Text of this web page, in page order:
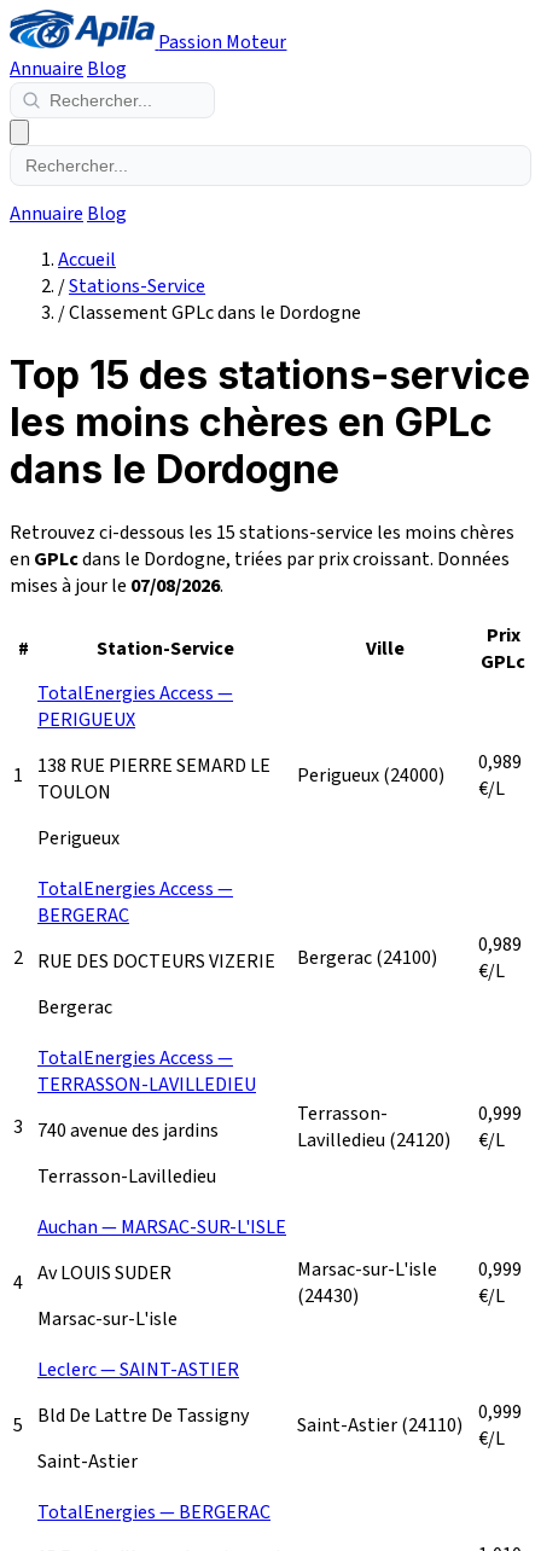
Passion Moteur
Annuaire Blog
Annuaire Blog
Accueil
/Stations-Service
/Classement GPLc dans le Dordogne
Top 15 des stations-service
les moins chères en GPLc
dans le Dordogne
Retrouvez ci-dessous les 15 stations-service les moins chères
en GPLcdans le Dordogne, triées par prix croissant. Données
mises à jour le 07/08/2026.
# Station-Service Ville
Prix
GPLc
1
TotalEnergies Access —
PERIGUEUX
138 RUE PIERRE SEMARD LE
TOULON
Perigueux
Perigueux(24000)
0,989
€/L
2
TotalEnergies Access —
BERGERAC
RUE DES DOCTEURS VIZERIE
Bergerac
Bergerac(24100)
0,989
€/L
3
TotalEnergies Access —
TERRASSON-LAVILLEDIEU
740 avenue des jardins
Terrasson-Lavilledieu
Terrasson-
Lavilledieu (24120)
0,999
€/L
4
Auchan — MARSAC-SUR-L'ISLE
Av LOUIS SUDER
Marsac-sur-L'isle
Marsac-sur-L'isle
(24430)
0,999
€/L
5
Leclerc — SAINT-ASTIER
Bld De Lattre De Tassigny
Saint-Astier
Saint-Astier(24110)
0,999
€/L
TotalEnergies — BERGERAC